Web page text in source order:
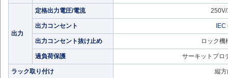
出力
定格出力電圧/電流
出力コンセント IEC
出力コンセント抜け止め ロック機
過負荷保護 サーキットプロ
ラック取り付け 縦